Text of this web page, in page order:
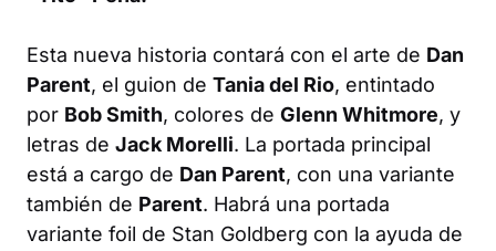
Esta nueva historia contará con el arte de Dan
Parent, el guion de Tania del Rio, entintado
por Bob Smith, colores de Glenn Whitmore, y
letras de Jack Morelli. La portada principal
está a cargo de Dan Parent, con una variante
también de Parent. Habrá una portada
variante foil de Stan Goldberg con la ayuda de